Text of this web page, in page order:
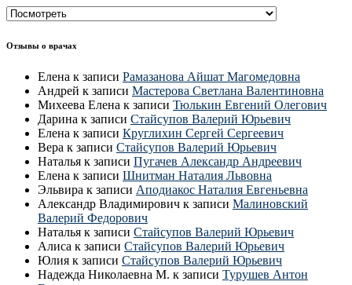
Все
СПб
Отзывы о врачах
Елена к записи Рамазанова Айшат Магомедовна
Андрей к записи Мастерова Светлана Валентиновна
Михеева Елена к записи Тюлькин Евгений Олегович
Дарина к записи Стайсупов Валерий Юрьевич
Елена к записи Круглихин Сергей Сергеевич
Вера к записи Стайсупов Валерий Юрьевич
Наталья к записи Пугачев Александр Андреевич
Елена к записи Шнитман Наталия Львовна
Эльвира к записи Аподиакос Наталия Евгеньевна
Александр Владимирович к записи Малиновский
Валерий Федорович
Наталья к записи Стайсупов Валерий Юрьевич
Алиса к записи Стайсупов Валерий Юрьевич
Юлия к записи Стайсупов Валерий Юрьевич
Надежда Николаевна М. к записи Турушев Антон